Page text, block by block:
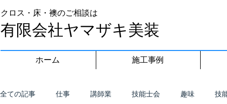
クロス・床・襖のご相談は
有限会社ヤマザキ美装
ホーム 施工事例
全ての記事 仕事 講師業 技能士会 趣味 技